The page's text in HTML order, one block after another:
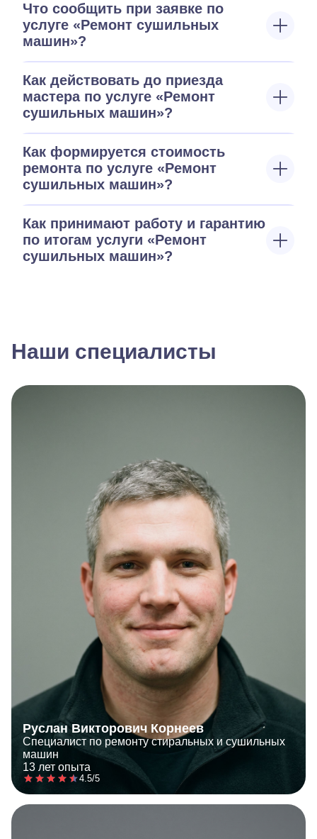
Что сообщить при заявке по
услуге «Ремонт сушильных
машин»?
Как действовать до приезда
мастера по услуге «Ремонт
сушильных машин»?
Как формируется стоимость
ремонта по услуге «Ремонт
сушильных машин»?
Как принимают работу и гарантию
по итогам услуги «Ремонт
сушильных машин»?
Наши специалисты
Руслан Викторович Корнеев
Специалист по ремонту стиральных и сушильных
машин
13 лет опыта
4.5/5